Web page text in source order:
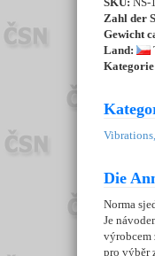
Zahl der
Gewicht
Land:
Die
Norma
Je
výrobcem
pro výběr